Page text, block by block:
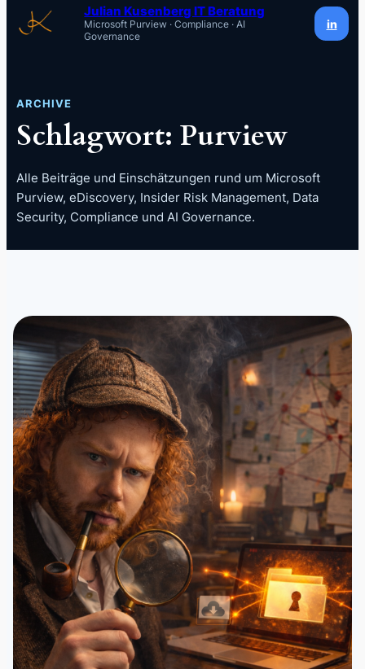
springen
Julian Kusenberg IT Beratung
Microsoft Purview · Compliance · AI
Governance
in
ARCHIVE
Schlagwort: Purview
Alle Beiträge und Einschätzungen rund um Microsoft
Purview, eDiscovery, Insider Risk Management, Data
Security, Compliance und AI Governance.